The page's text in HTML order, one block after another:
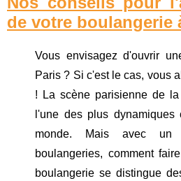
de votre boulangerie
Vous envisagez d'ouvrir
Paris ? Si c'est le cas, vous
! La scène parisienne de
l'une des plus dynamiques
monde. Mais avec
boulangeries, comment
boulangerie se distingue